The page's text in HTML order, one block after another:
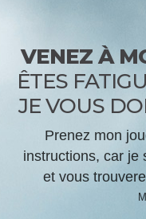
VENEZ À
ÊTES
JE VOUS
Prenez mon
instructions, car je
et vous